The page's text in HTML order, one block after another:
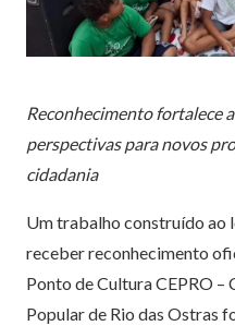
Reconhecimento fortalece
perspectivas para novos
cidadania
Um trabalho construído ao
receber reconhecimento
Ponto de Cultura CEPRO –
Popular de Rio das Ostras